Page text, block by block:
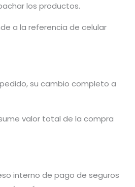
los productos.
a la referencia de celular
su cambio completo a
valor total de la compra
interno de pago de seguros